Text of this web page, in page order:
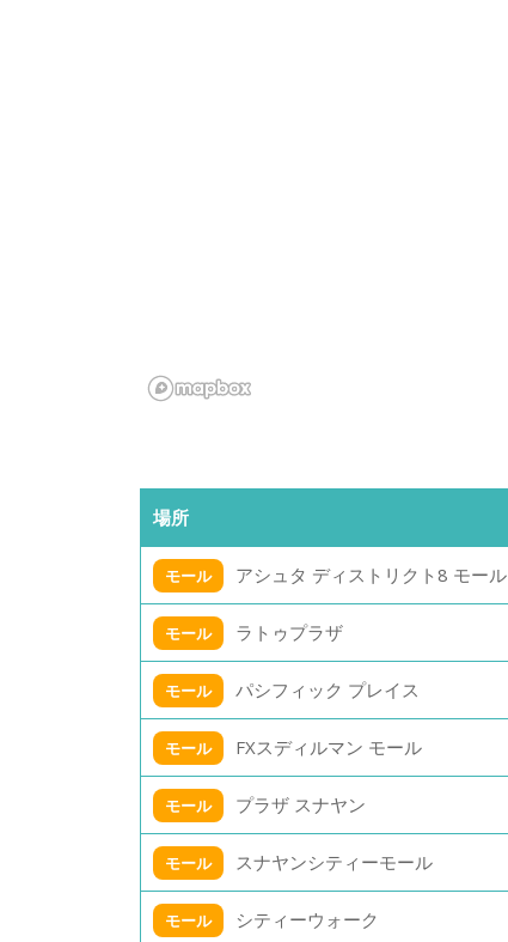
場所
モール アシュタ ディストリクト8 モール
モール ラトゥプラザ
モール パシフィック プレイス
モール FXスディルマン モール
モール プラザ スナヤン
モール スナヤンシティーモール
モール シティーウォーク